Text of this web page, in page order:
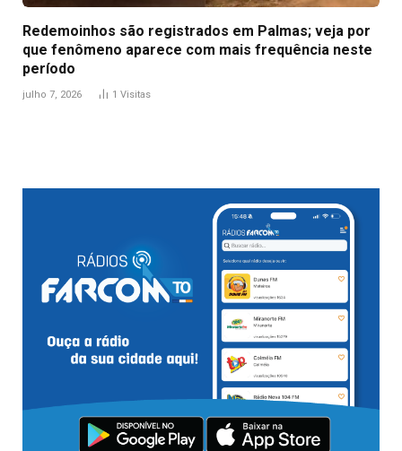
Redemoinhos são registrados em Palmas; veja por
que fenômeno aparece com mais frequência neste
período
julho 7, 2026 1 Visitas